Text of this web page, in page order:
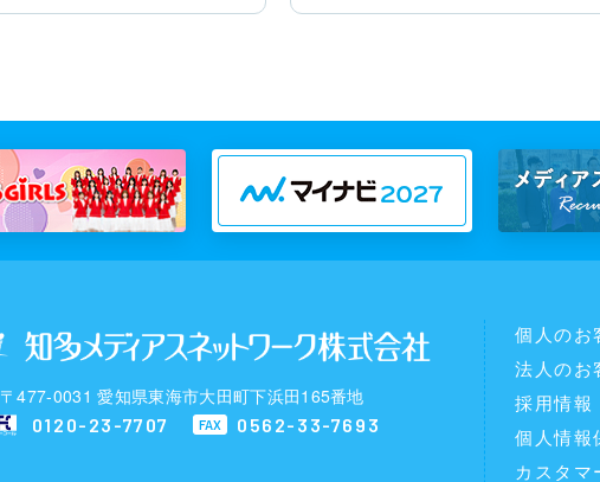
〒477-0031 愛知県東海市大田町下浜田165番地
0120-23-7707 FAX 0562-33-7693
個人のお
法人のお
採用情報
個人情報
カスタマ